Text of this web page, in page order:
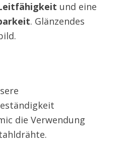
und eine
. Glänzendes
die Verwendung